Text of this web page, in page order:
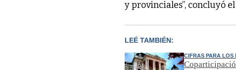
y provinciales”, concluyó
LEÉ TAMBIÉN:
CIFRAS PARA LOS